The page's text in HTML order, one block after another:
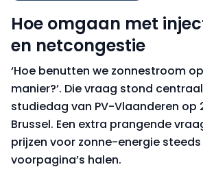
Hoe omgaan met
en netcongestie
‘Hoe benutten we zonnestroom
manier?’. Die vraag stond
studiedag van PV-Vlaanderen op
Brussel. Een extra prangende
prijzen voor zonne-energie
voorpagina’s halen.